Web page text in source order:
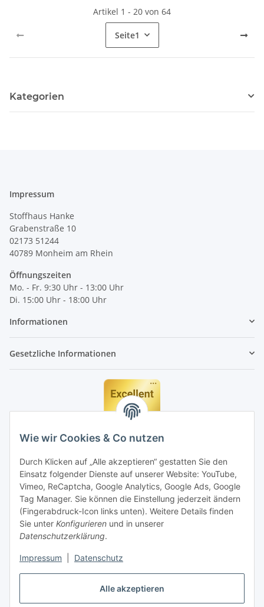
Alle akzeptieren
Wie wir Cookies & Co nutzen
Durch Klicken auf „Alle akzeptieren“ gestatten Sie den
Einsatz folgender Dienste auf unserer Website: YouTube,
Vimeo, ReCaptcha, Google Analytics, Google Ads, Google
Tag Manager. Sie können die Einstellung jederzeit ändern
(Fingerabdruck-Icon links unten). Weitere Details finden
Sie unter Konfigurieren und in unserer
Datenschutzerklärung.
Impressum Datenschutz
Artikel 1 - 20 von 64
Seite1
Kategorien
Impressum
Stoffhaus Hanke
Grabenstraße 10
02173 51244
40789 Monheim am Rhein
Öffnungszeiten
Mo. - Fr. 9:30 Uhr - 13:00 Uhr
Di. 15:00 Uhr - 18:00 Uhr
Informationen
Gesetzliche Informationen
Vertrag widerrufen